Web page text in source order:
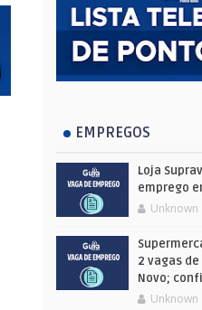
EMPREGOS
Loja
emprego
Unknown
2 vagas
Novo;
Unknown